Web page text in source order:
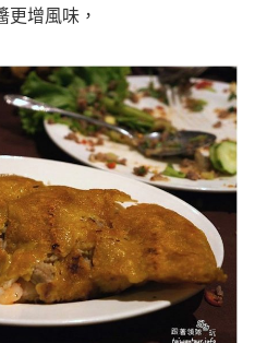
增風味，